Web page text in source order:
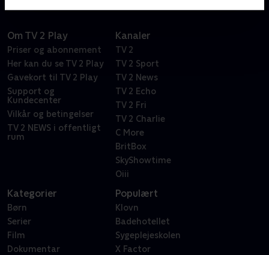
Om TV 2 Play
Priser og abonnement
Her kan du se TV 2 Play
Gavekort til TV 2 Play
Support og
Kundecenter
Vilkår og betingelser
TV 2 NEWS i offentligt
rum
Kanaler
TV 2
TV 2 Sport
TV 2 News
TV 2 Echo
TV 2 Fri
TV 2 Charlie
C More
BritBox
SkyShowtime
Oiii
Kategorier
Børn
Serier
Film
Dokumentar
Populært
Klovn
Badehotellet
Sygeplejeskolen
X Factor